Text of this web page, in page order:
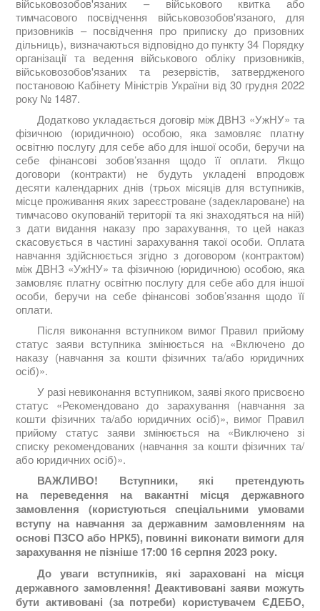
тимчасового посвідчення військовозобов'язаного, для
призовників – посвідчення про приписку до призовних
дільниць), визначаються відповідно до пункту 34 Порядку
організації та ведення військового обліку призовників,
військовозобов'язаних та резервістів, затвердженого
постановою Кабінету Міністрів України від 30 грудня 2022
року № 1487.
Додатково укладається договір між ДВНЗ «УжНУ» та
фізичною (юридичною) особою, яка замовляє платну
освітню послугу для себе або для іншої особи, беручи на
себе фінансові зобов’язання щодо її оплати. Якщо
договори (контракти) не будуть укладені впродовж
десяти календарних днів (трьох місяців для вступників,
місце проживання яких зареєстроване (задеклароване) на
тимчасово окупованій території та які знаходяться на ній)
з дати видання наказу про зарахування, то цей наказ
скасовується в частині зарахування такої особи. Оплата
навчання здійснюється згідно з договором (контрактом)
між ДВНЗ «УжНУ» та фізичною (юридичною) особою, яка
замовляє платну освітню послугу для себе або для іншої
особи, беручи на себе фінансові зобов’язання щодо її
оплати.
Після виконання вступником вимог Правил прийому
статус заяви вступника змінюється на «Включено до
наказу (навчання за кошти фізичних та/або юридичних
осіб)».
У разі невиконання вступником, заяві якого присвоєно
статус «Рекомендовано до зарахування (навчання за
кошти фізичних та/або юридичних осіб)», вимог Правил
прийому статус заяви змінюється на «Виключено зі
списку рекомендованих (навчання за кошти фізичних та/
або юридичних осіб)».
ВАЖЛИВО! Вступники, які претендують
на переведення на вакантні місця державного
замовлення (користуються спеціальними умовами
вступу на навчання за державним замовленням на
основі ПЗСО або НРК5), повинні виконати вимоги для
зарахування не пізніше 17:00 16 серпня 2023 року.
До уваги вступників, які зараховані на місця
державного замовлення! Деактивовані заяви можуть
бути активовані (за потреби) користувачем ЄДЕБО,